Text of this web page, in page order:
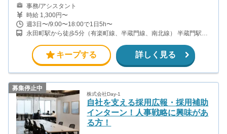
事務/アシスタント
時給 1,300円〜
週3日〜/9:00〜18:00で1日5h〜
永田町駅から徒歩5分（有楽町線、半蔵門線、南北線） 半蔵門駅か
駅から徒歩12分（銀座線、丸の内線）
キープする 詳しく見る
募集停止中
株式会社Day-1
自社を支える採用広報・採用補助
インターン！人事戦略に興味があ
る方！